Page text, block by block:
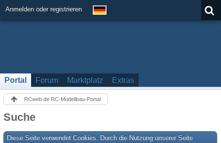
Anmelden oder registrieren
Portal Forum Marktplatz Extras
RCweb.de RC-Modellbau-Portal
Suche
Diese Seite verwendet Cookies. Durch die Nutzung unserer Seite